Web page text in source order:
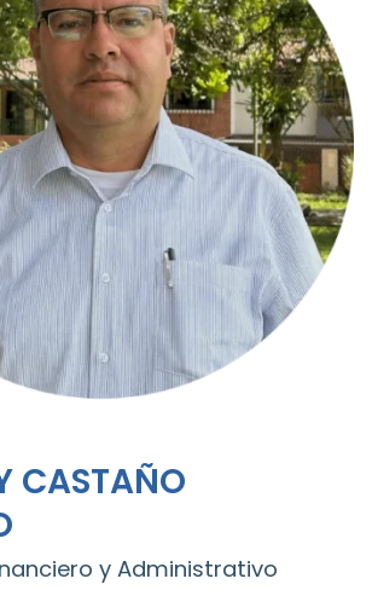
CASTAÑO
y Administrativo